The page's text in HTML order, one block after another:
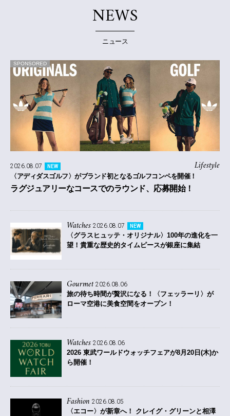
NEWS
ニュース
SPONSORED
Lifestyle
2026.08.07 NEW
〈アディダスゴルフ〉がブランド初となるゴルフコンペを開催！
ラグジュアリーなコースでのラウンド、応募開始！
Watches 2026.08.07 NEW
〈グラスヒュッテ・オリジナル〉100年の進化を一
望！貴重な歴史的タイムピースが銀座に集結
Gourmet 2026.08.06
旅の待ち時間が贅沢になる！〈フェッラーリ〉が
ローマ空港に美食空間をオープン！
Watches 2026.08.06
2026 東武ワールドウォッチフェアが8月20日(木)か
ら開催！
Fashion 2026.08.05
〈エコー〉が新章へ！ クレイグ・グリーンと相澤